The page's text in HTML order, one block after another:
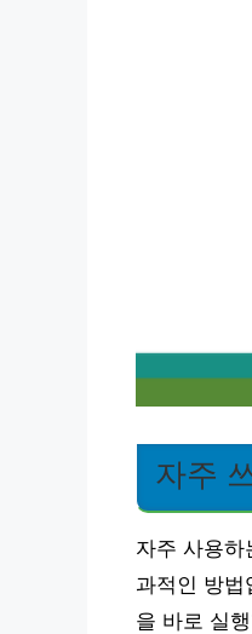
자주
자주 사용하
과적인 방법
을 바로 실